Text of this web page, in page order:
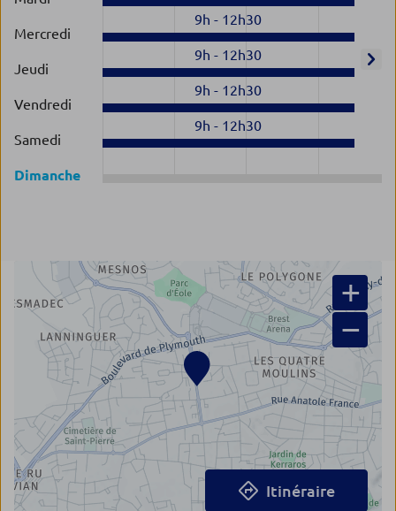
Mercredi
9h - 12h30
Jeudi
9h - 12h30
Vendredi
9h - 12h30
Samedi
9h - 12h30
Dimanche
+
−
Itinéraire